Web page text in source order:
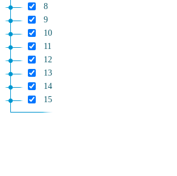
8
9
10
11
12
13
14
15